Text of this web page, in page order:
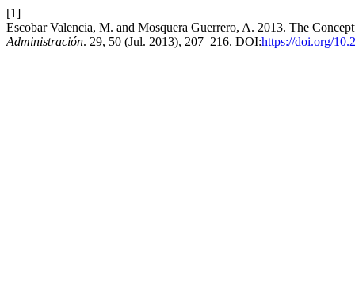
[1]
Escobar Valencia, M. and Mosquera Guerrero, A. 2013. The
Administración. 29, 50 (Jul. 2013), 207–216. DOI:https://doi.org/